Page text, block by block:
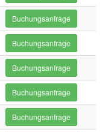
Buchungsanfrage
Buchungsanfrage
Buchungsanfrage
Buchungsanfrage
Buchungsanfrage